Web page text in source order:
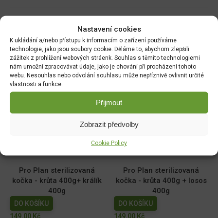
Nastavení cookies
K ukládání a/nebo přístupu k informacím o zařízení používáme
technologie, jako jsou soubory cookie. Děláme to, abychom zlepšili
zážitek z prohlížení webových stráenk. Souhlas s těmito technologiemi
nám umožní zpracovávat údaje, jako je chování při procházení tohoto
webu. Nesouhlas nebo odvolání souhlasu může nepříznivě ovlivnit určité
vlastnosti a funkce.
Přijmout
Zobrazit předvolby
Cookie Policy
Související produkty:
Brit Raw Treat Cat
Sensitive 40g
DO KOŠÍKU
110.00
Brit Premium Cat Delicate
Fillets in Gravy Duck 85g
Brit Premium Cat Delicate
Fillets in Gravy Lamb 85g
Pro Plan Kitten Start kuře
Pro Plan sterilizovaná
kočka - krůta 400g+ králík
400g
DO KOŠÍKU
149.00 Kč
Pro Plan sterilizovaná
kočka - krůta 400g + losos
400g
DO KOŠÍKU
149.00 Kč